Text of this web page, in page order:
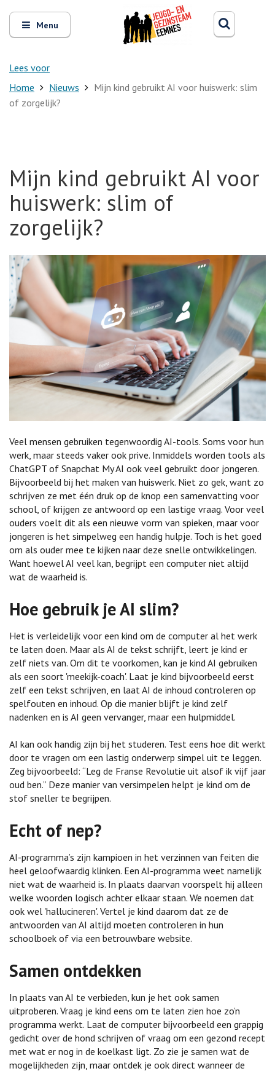
Open
en
sluit
Menu
Lees voor
Zoeken
Home Nieuws
Mijn kind gebruikt AI voor huiswerk: slim
of zorgelijk?
Mijn kind gebruikt AI voor
huiswerk: slim of
zorgelijk?
Veel mensen gebruiken tegenwoordig AI-tools. Soms voor hun
werk, maar steeds vaker ook prive. Inmiddels worden tools als
ChatGPT of Snapchat My AI ook veel gebruikt door jongeren.
Bijvoorbeeld bij het maken van huiswerk. Niet zo gek, want zo
schrijven ze met één druk op de knop een samenvatting voor
school, of krijgen ze antwoord op een lastige vraag. Voor veel
ouders voelt dit als een nieuwe vorm van spieken, maar voor
jongeren is het simpelweg een handig hulpje. Toch is het goed
om als ouder mee te kijken naar deze snelle ontwikkelingen.
Want hoewel AI veel kan, begrijpt een computer niet altijd
wat de waarheid is.
Hoe gebruik je AI slim?
Het is verleidelijk voor een kind om de computer al het werk
te laten doen. Maar als AI de tekst schrijft, leert je kind er
zelf niets van. Om dit te voorkomen, kan je kind AI gebruiken
als een soort 'meekijk-coach'. Laat je kind bijvoorbeeld eerst
zelf een tekst schrijven, en laat AI de inhoud controleren op
spelfouten en inhoud. Op die manier blijft je kind zelf
nadenken en is AI geen vervanger, maar een hulpmiddel.
AI kan ook handig zijn bij het studeren. Test eens hoe dit werkt
door te vragen om een lastig onderwerp simpel uit te leggen.
Zeg bijvoorbeeld: “Leg de Franse Revolutie uit alsof ik vijf jaar
oud ben.” Deze manier van versimpelen helpt je kind om de
stof sneller te begrijpen.
Echt of nep?
AI-programma’s zijn kampioen in het verzinnen van feiten die
heel geloofwaardig klinken. Een AI-programma weet namelijk
niet wat de waarheid is. In plaats daarvan voorspelt hij alleen
welke woorden logisch achter elkaar staan. We noemen dat
ook wel 'hallucineren'. Vertel je kind daarom dat ze de
antwoorden van AI altijd moeten controleren in hun
schoolboek of via een betrouwbare website.
Samen ontdekken
In plaats van AI te verbieden, kun je het ook samen
uitproberen. Vraag je kind eens om te laten zien hoe zo’n
programma werkt. Laat de computer bijvoorbeeld een grappig
gedicht over de hond schrijven of vraag om een gezond recept
met wat er nog in de koelkast ligt. Zo zie je samen wat de
mogelijkheden zijn, maar ontdek je ook direct wanneer de